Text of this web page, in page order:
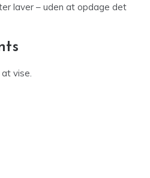
laver – uden at opdage det
vise.